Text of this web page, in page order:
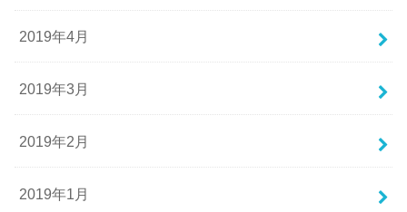
2019年4月
2019年3月
2019年2月
2019年1月